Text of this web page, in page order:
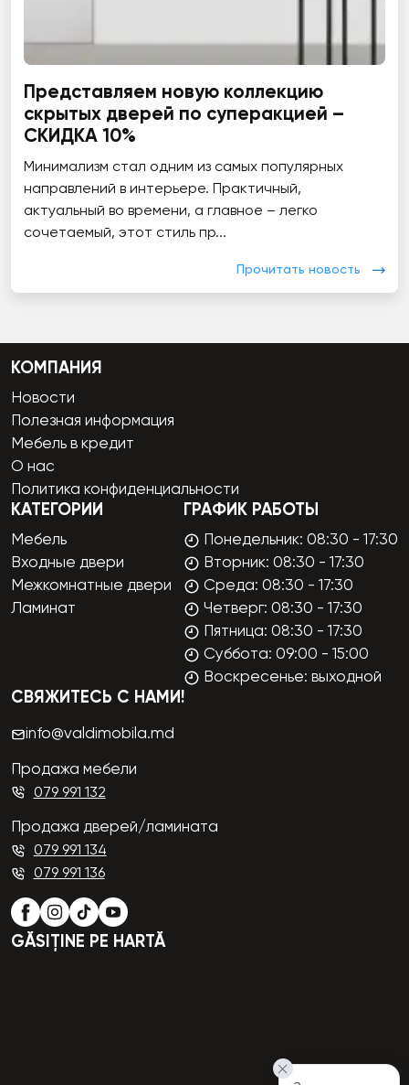
Представляем новую коллекцию
скрытых дверей по суперакцией –
СКИДКА 10%
Минимализм стал одним из самых популярных
направлений в интерьере. Практичный,
актуальный во времени, а главное – легко
сочетаемый, этот стиль пр...
Прочитать новость
КОМПАНИЯ
Новости
Полезная информация
Мебель в кредит
О нас
Политика конфиденциальности
КАТЕГОРИИ
Мебель
Входные двери
Межкомнатные двери
Ламинат
ГРАФИК РАБОТЫ
Понедельник: 08:30 - 17:30
Вторник: 08:30 - 17:30
Среда: 08:30 - 17:30
Четверг: 08:30 - 17:30
Пятница: 08:30 - 17:30
Суббота: 09:00 - 15:00
Воскресенье: выходной
СВЯЖИТЕСЬ С НАМИ!
info@valdimobila.md
Продажа мебели
079 991 132
Продажа дверей/ламината
079 991 134
079 991 136
GĂSIȚINE PE HARTĂ